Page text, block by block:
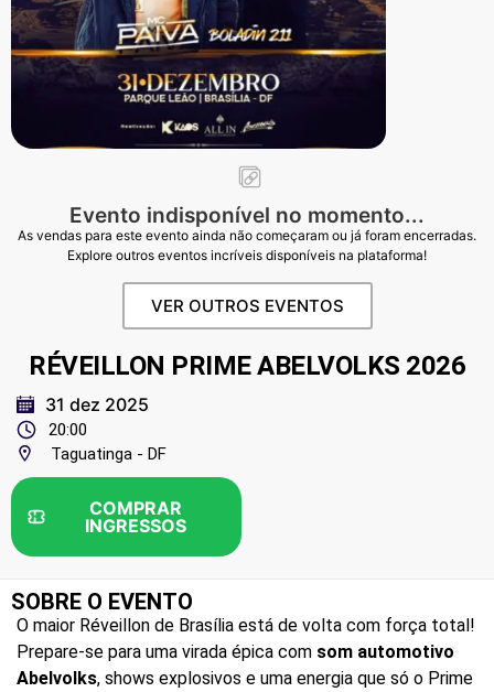
Evento indisponível no momento...
As vendas para este evento ainda não começaram ou já foram encerradas.
Explore outros eventos incríveis disponíveis na plataforma!
VER OUTROS EVENTOS
RÉVEILLON PRIME ABELVOLKS 2026
31 dez 2025
20:00
Taguatinga - DF
COMPRAR
INGRESSOS
SOBRE O EVENTO
O maior Réveillon de Brasília está de volta com força total!
Prepare-se para uma virada épica com som automotivo
Abelvolks, shows explosivos e uma energia que só o Prime